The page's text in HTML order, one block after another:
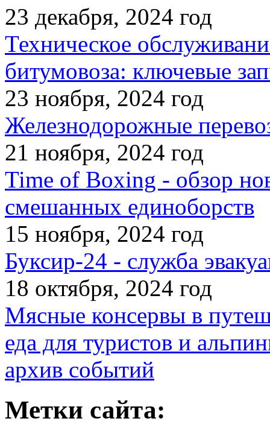
23 декабря, 2024 год
Техническое
битумовоза: ключевые
23 ноября, 2024 год
Железнодорожные
21 ноября, 2024 год
Time of Boxing - обзор
смешанных единоборств
15 ноября, 2024 год
Буксир-24 - служба
18 октября, 2024 год
Мясные консервы в
еда для туристов и
архив событий
Метки сайта: